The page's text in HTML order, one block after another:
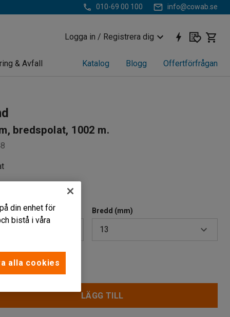
010-69 00 100 info@cowab.se
Logga in / Registrera dig
& Avfall Katalog Blogg Offertförfrågan
bredspolat, 1002 m.
Bredd (mm)
13
19
LÄGG TILL
din enhet för
bistå i våra
alla cookies